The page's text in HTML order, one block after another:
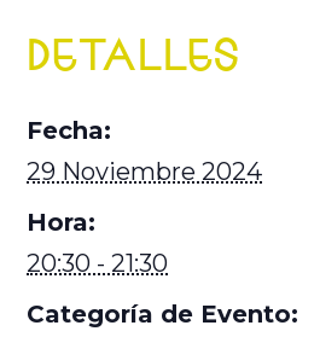
DETALLES
Fecha:
29 Noviembre 2024
Hora:
20:30 - 21:30
Categoría de Evento: